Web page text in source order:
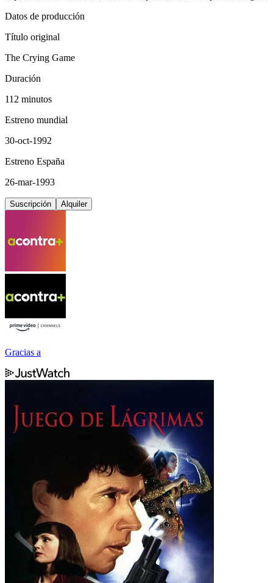
Datos de producción
Título original
The Crying Game
Duración
112 minutos
Estreno mundial
30-oct-1992
Estreno España
26-mar-1993
Suscripción Alquiler
Gracias a